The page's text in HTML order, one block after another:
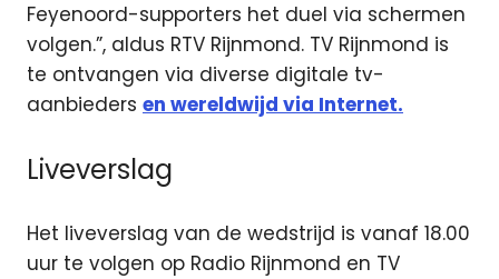
Feyenoord-supporters het duel via schermen
volgen.”, aldus RTV Rijnmond. TV Rijnmond is
te ontvangen via diverse digitale tv-
aanbieders en wereldwijd via Internet.
Liveverslag
Het liveverslag van de wedstrijd is vanaf 18.00
uur te volgen op Radio Rijnmond en TV